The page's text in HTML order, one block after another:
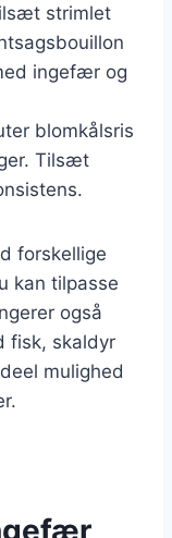
strimlet
ingefær og
blomkålsris
Tilsæt
forskellige
kan tilpasse
også
fisk, skaldyr
mulighed